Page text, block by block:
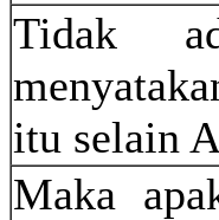
Tidak
itu selain
Maka